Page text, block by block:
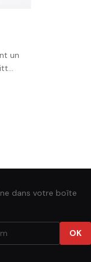
un
dans votre boîte
OK